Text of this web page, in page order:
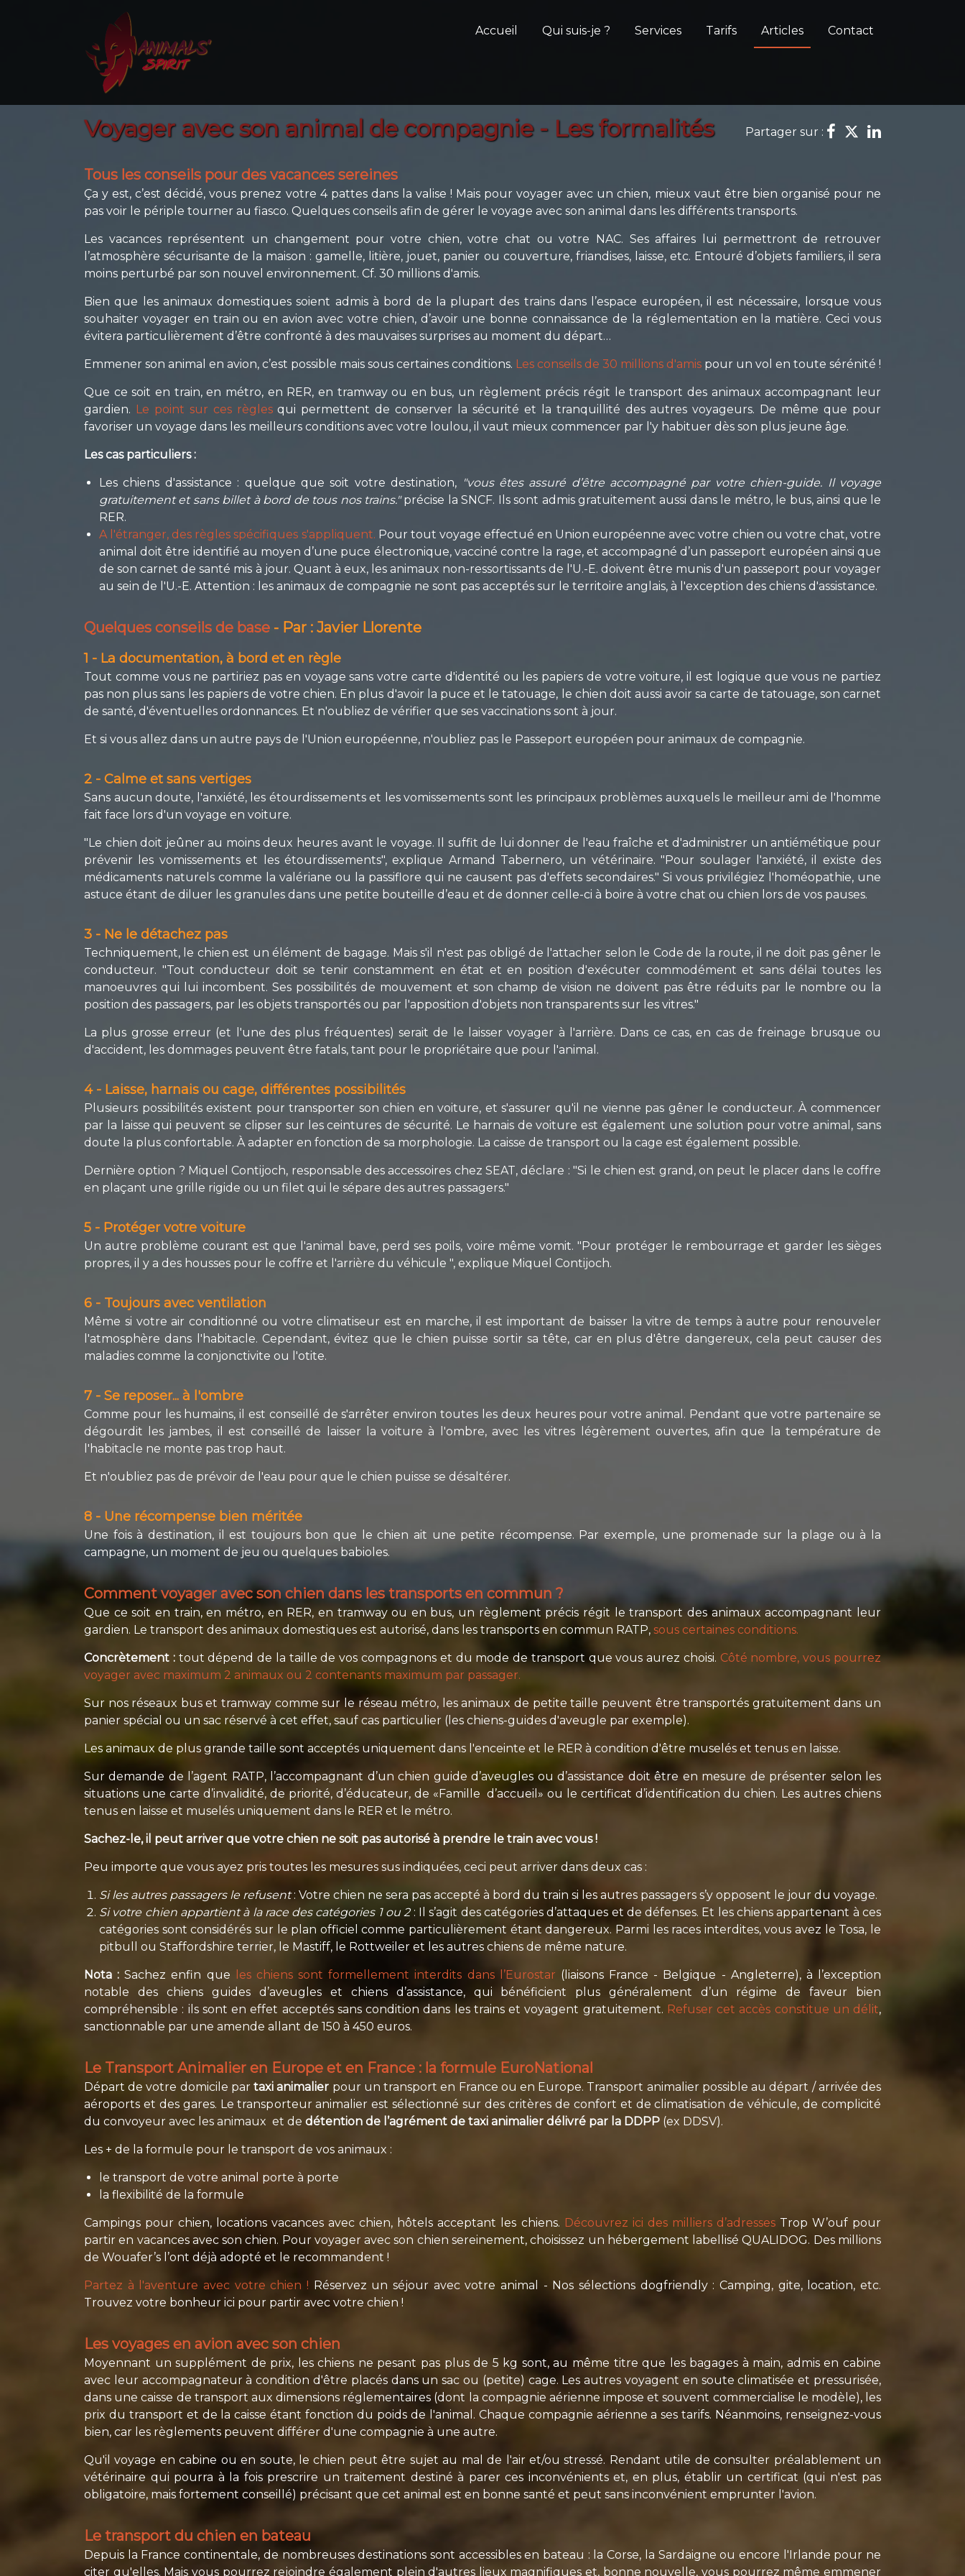
Accueil Qui suis-je ? Services Tarifs Articles Contact
Partager sur :
Voyager avec son animal de compagnie - Les formalités
Tous les conseils pour des vacances sereines
Ça y est, c’est décidé, vous prenez votre 4 pattes dans la valise ! Mais pour voyager avec un chien, mieux vaut être bien organisé pour ne
pas voir le périple tourner au fiasco. Quelques conseils afin de gérer le voyage avec son animal dans les différents transports.
Les vacances représentent un changement pour votre chien, votre chat ou votre NAC. Ses affaires lui permettront de retrouver
l’atmosphère sécurisante de la maison : gamelle, litière, jouet, panier ou couverture, friandises, laisse, etc. Entouré d’objets familiers, il sera
moins perturbé par son nouvel environnement. Cf. 30 millions d'amis.
Bien que les animaux domestiques soient admis à bord de la plupart des trains dans l’espace européen, il est nécessaire, lorsque vous
souhaiter voyager en train ou en avion avec votre chien, d’avoir une bonne connaissance de la réglementation en la matière. Ceci vous
évitera particulièrement d’être confronté à des mauvaises surprises au moment du départ…
Emmener son animal en avion, c’est possible mais sous certaines conditions. Les conseils de 30 millions d'amis pour un vol en toute sérénité !
Que ce soit en train, en métro, en RER, en tramway ou en bus, un règlement précis régit le transport des animaux accompagnant leur
gardien. Le point sur ces règlesqui permettent de conserver la sécurité et la tranquillité des autres voyageurs. De même que pour
favoriser un voyage dans les meilleurs conditions avec votre loulou, il vaut mieux commencer par l'y habituer dès son plus jeune âge.
Les cas particuliers :
Les chiens d'assistance : quelque que soit votre destination, "vous êtes assuré d’être accompagné par votre chien-guide. Il voyage
gratuitement et sans billet à bord de tous nos trains."précise la SNCF. Ils sont admis gratuitement aussi dans le métro, le bus, ainsi que le
RER.
A l'étranger, des règles spécifiques s'appliquent. Pour tout voyage effectué en Union européenne avec votre chien ou votre chat, votre
animal doit être identifié au moyen d’une puce électronique, vacciné contre la rage, et accompagné d’un passeport européen ainsi que
de son carnet de santé mis à jour. Quant à eux, les animaux non-ressortissants de l'U.-E. doivent être munis d'un passeport pour voyager
au sein de l'U.-E. Attention : les animaux de compagnie ne sont pas acceptés sur le territoire anglais, à l'exception des chiens d'assistance.
Quelques conseils de base - Par : Javier Llorente
1 - La documentation, à bord et en règle
Tout comme vous ne partiriez pas en voyage sans votre carte d'identité ou les papiers de votre voiture, il est logique que vous ne partiez
pas non plus sans les papiers de votre chien. En plus d'avoir la puce et le tatouage, le chien doit aussi avoir sa carte de tatouage, son carnet
de santé, d'éventuelles ordonnances. Et n'oubliez de vérifier que ses vaccinations sont à jour.
Et si vous allez dans un autre pays de l'Union européenne, n'oubliez pas le Passeport européen pour animaux de compagnie.
2 - Calme et sans vertiges
Sans aucun doute, l'anxiété, les étourdissements et les vomissements sont les principaux problèmes auxquels le meilleur ami de l'homme
fait face lors d'un voyage en voiture.
"Le chien doit jeûner au moins deux heures avant le voyage. Il suffit de lui donner de l'eau fraîche et d'administrer un antiémétique pour
prévenir les vomissements et les étourdissements", explique Armand Tabernero, un vétérinaire. "Pour soulager l'anxiété, il existe des
médicaments naturels comme la valériane ou la passiflore qui ne causent pas d'effets secondaires." Si vous privilégiez l'homéopathie, une
astuce étant de diluer les granules dans une petite bouteille d’eau et de donner celle-ci à boire à votre chat ou chien lors de vos pauses.
3 - Ne le détachez pas
Techniquement, le chien est un élément de bagage. Mais s'il n'est pas obligé de l'attacher selon le Code de la route, il ne doit pas gêner le
conducteur. "Tout conducteur doit se tenir constamment en état et en position d'exécuter commodément et sans délai toutes les
manoeuvres qui lui incombent. Ses possibilités de mouvement et son champ de vision ne doivent pas être réduits par le nombre ou la
position des passagers, par les objets transportés ou par l'apposition d'objets non transparents sur les vitres."
La plus grosse erreur (et l'une des plus fréquentes) serait de le laisser voyager à l'arrière. Dans ce cas, en cas de freinage brusque ou
d'accident, les dommages peuvent être fatals, tant pour le propriétaire que pour l'animal.
4 - Laisse, harnais ou cage, différentes possibilités
Plusieurs possibilités existent pour transporter son chien en voiture, et s'assurer qu'il ne vienne pas gêner le conducteur. À commencer
par la laisse qui peuvent se clipser sur les ceintures de sécurité. Le harnais de voiture est également une solution pour votre animal, sans
doute la plus confortable. À adapter en fonction de sa morphologie. La caisse de transport ou la cage est également possible.
Dernière option ? Miquel Contijoch, responsable des accessoires chez SEAT, déclare : "Si le chien est grand, on peut le placer dans le coffre
en plaçant une grille rigide ou un filet qui le sépare des autres passagers."
5 - Protéger votre voiture
Un autre problème courant est que l'animal bave, perd ses poils, voire même vomit. "Pour protéger le rembourrage et garder les sièges
propres, il y a des housses pour le coffre et l'arrière du véhicule ", explique Miquel Contijoch.
6 - Toujours avec ventilation
Même si votre air conditionné ou votre climatiseur est en marche, il est important de baisser la vitre de temps à autre pour renouveler
l'atmosphère dans l'habitacle. Cependant, évitez que le chien puisse sortir sa tête, car en plus d'être dangereux, cela peut causer des
maladies comme la conjonctivite ou l'otite.
7 - Se reposer... à l'ombre
Comme pour les humains, il est conseillé de s'arrêter environ toutes les deux heures pour votre animal. Pendant que votre partenaire se
dégourdit les jambes, il est conseillé de laisser la voiture à l'ombre, avec les vitres légèrement ouvertes, afin que la température de
l'habitacle ne monte pas trop haut.
Et n'oubliez pas de prévoir de l'eau pour que le chien puisse se désaltérer.
8 - Une récompense bien méritée
Une fois à destination, il est toujours bon que le chien ait une petite récompense. Par exemple, une promenade sur la plage ou à la
campagne, un moment de jeu ou quelques babioles.
Comment voyager avec son chien dans les transports en commun ?
Que ce soit en train, en métro, en RER, en tramway ou en bus, un règlement précis régit le transport des animaux accompagnant leur
gardien. Le transport des animaux domestiques est autorisé, dans les transports en commun RATP, sous certaines conditions.
Concrètement :tout dépend de la taille de vos compagnons et du mode de transport que vous aurez choisi. Côté nombre, vous pourrez
voyager avec maximum 2 animaux ou 2 contenants maximum par passager.
Sur nos réseaux bus et tramway comme sur le réseau métro, les animaux de petite taille peuvent être transportés gratuitement dans un
panier spécial ou un sac réservé à cet effet, sauf cas particulier (les chiens-guides d'aveugle par exemple).
Les animaux de plus grande taille sont acceptés uniquement dans l'enceinte et le RER à condition d'être muselés et tenus en laisse.
Sur demande de l’agent RATP, l’accompagnant d’un chien guide d’aveugles ou d’assistance doit être en mesure de présenter selon les
situations une carte d’invalidité, de priorité, d’éducateur, de «Famille d’accueil» ou le certificat d’identification du chien. Les autres chiens
tenus en laisse et muselés uniquement dans le RER et le métro.
Sachez-le, il peut arriver que votre chien ne soit pas autorisé à prendre le train avec vous !
Peu importe que vous ayez pris toutes les mesures sus indiquées, ceci peut arriver dans deux cas :
Si les autres passagers le refusent: Votre chien ne sera pas accepté à bord du train si les autres passagers s’y opposent le jour du voyage.
Si votre chien appartient à la race des catégories 1 ou 2: Il s’agit des catégories d’attaques et de défenses. Et les chiens appartenant à ces
catégories sont considérés sur le plan officiel comme particulièrement étant dangereux. Parmi les races interdites, vous avez le Tosa, le
pitbull ou Staffordshire terrier, le Mastiff, le Rottweiler et les autres chiens de même nature.
Nota : Sachez enfin que les chiens sont formellement interdits dans l’Eurostar (liaisons France - Belgique - Angleterre), à l’exception
notable des chiens guides d’aveugles et chiens d’assistance, qui bénéficient plus généralement d’un régime de faveur bien
compréhensible : ils sont en effet acceptés sans condition dans les trains et voyagent gratuitement. Refuser cet accès constitue un délit,
sanctionnable par une amende allant de 150 à 450 euros.
Le Transport Animalier en Europe et en France : la formule EuroNational
Départ de votre domicile partaxi animalier pour un transport en France ou en Europe. Transport animalier possible au départ / arrivée des
aéroports et des gares. Le transporteur animalier est sélectionné sur des critères de confort et de climatisation de véhicule, de complicité
du convoyeur avec les animaux et de détention de l’agrément de taxi animalier délivré par la DDPP (ex DDSV).
Les + de la formule pour le transport de vos animaux :
le transport de votre animal porte à porte
la flexibilité de la formule
Campings pour chien, locations vacances avec chien, hôtels acceptant les chiens. Découvrez ici des milliers d’adressesTrop W’ouf pour
partir en vacances avec son chien. Pour voyager avec son chien sereinement, choisissez un hébergement labellisé QUALIDOG. Des millions
de Wouafer’s l’ont déjà adopté et le recommandent !
Partez à l'aventure avec votre chien ! Réservez un séjour avec votre animal - Nos sélections dogfriendly : Camping, gite, location, etc.
Trouvez votre bonheur ici pour partir avec votre chien !
Les voyages en avion avec son chien
Moyennant un supplément de prix, les chiens ne pesant pas plus de 5 kg sont, au même titre que les bagages à main, admis en cabine
avec leur accompagnateur à condition d'être placés dans un sac ou (petite) cage. Les autres voyagent en soute climatisée et pressurisée,
dans une caisse de transport aux dimensions réglementaires (dont la compagnie aérienne impose et souvent commercialise le modèle), les
prix du transport et de la caisse étant fonction du poids de l'animal. Chaque compagnie aérienne a ses tarifs. Néanmoins, renseignez-vous
bien, car les règlements peuvent différer d'une compagnie à une autre.
Qu'il voyage en cabine ou en soute, le chien peut être sujet au mal de l'air et/ou stressé. Rendant utile de consulter préalablement un
vétérinaire qui pourra à la fois prescrire un traitement destiné à parer ces inconvénients et, en plus, établir un certificat (qui n'est pas
obligatoire, mais fortement conseillé) précisant que cet animal est en bonne santé et peut sans inconvénient emprunter l'avion.
Le transport du chien en bateau
Depuis la France continentale, de nombreuses destinations sont accessibles en bateau : la Corse, la Sardaigne ou encore l'Irlande pour ne
citer qu'elles. Mais vous pourrez rejoindre également plein d'autres lieux magnifiques et, bonne nouvelle, vous pourrez même emmener